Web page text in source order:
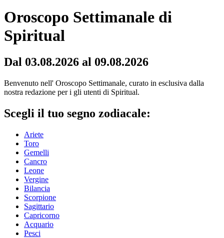
Oroscopo Settimanale di
Spiritual
Dal 03.08.2026 al 09.08.2026
Benvenuto nell' Oroscopo Settimanale, curato in esclusiva dalla
nostra redazione per i gli utenti di Spiritual.
Scegli il tuo segno zodiacale:
Ariete
Toro
Gemelli
Cancro
Leone
Vergine
Bilancia
Scorpione
Sagittario
Capricorno
Acquario
Pesci